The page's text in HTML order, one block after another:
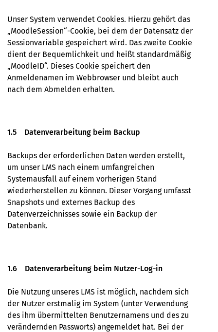
Unser System verwendet Cookies. Hierzu gehört das
„MoodleSession“-Cookie, bei dem der Datensatz der
Sessionvariable gespeichert wird. Das zweite Cookie
dient der Bequemlichkeit und heißt standardmäßig
„MoodleID“. Dieses Cookie speichert den
Anmeldenamen im Webbrowser und bleibt auch
nach dem Abmelden erhalten.
1.5 Datenverarbeitung beim Backup
Backups der erforderlichen Daten werden erstellt,
um unser LMS nach einem umfangreichen
Systemausfall auf einem vorherigen Stand
wiederherstellen zu können. Dieser Vorgang umfasst
Snapshots und externes Backup des
Datenverzeichnisses sowie ein Backup der
Datenbank.
1.6 Datenverarbeitung beim Nutzer-Log-in
Die Nutzung unseres LMS ist möglich, nachdem sich
der Nutzer erstmalig im System (unter Verwendung
des ihm übermittelten Benutzernamens und des zu
verändernden Passworts) angemeldet hat. Bei der